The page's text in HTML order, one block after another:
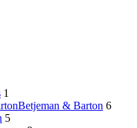
1
Betjeman & Barton 6
5